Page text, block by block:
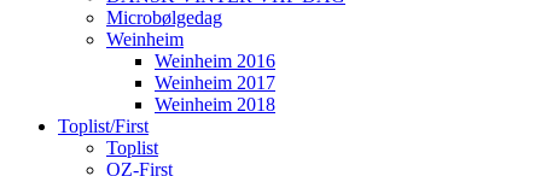
Microbølgedag
Weinheim
Weinheim 2016
Weinheim 2017
Weinheim 2018
Toplist/First
Toplist
OZ-First